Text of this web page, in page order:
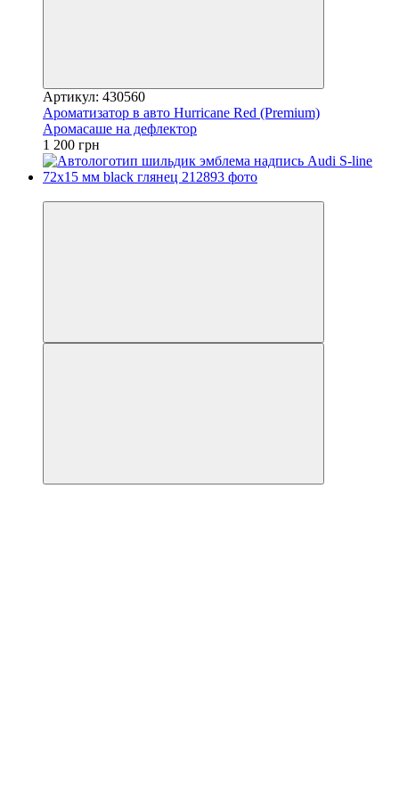
Артикул: 430560
Ароматизатор в авто Hurricane Red (Premium)
Аромасаше на дефлектор
1 200 грн